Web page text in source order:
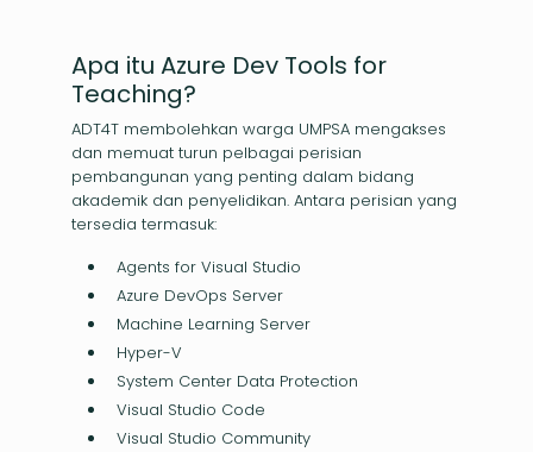
Apa itu Azure Dev Tools for
Teaching?
ADT4T membolehkan warga UMPSA mengakses
dan memuat turun pelbagai perisian
pembangunan yang penting dalam bidang
akademik dan penyelidikan. Antara perisian yang
tersedia termasuk:
Agents for Visual Studio
Azure DevOps Server
Machine Learning Server
Hyper-V
System Center Data Protection
Visual Studio Code
Visual Studio Community